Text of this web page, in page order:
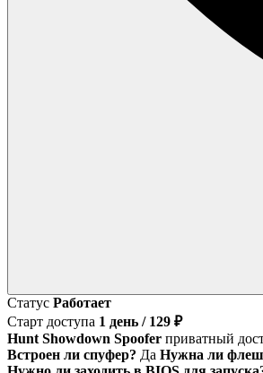
Статус Работает
Старт доступа 1 день / 129 ₽
Hunt Showdown Spoofer приватный
Встроен ли спуфер? Да Нужна ли